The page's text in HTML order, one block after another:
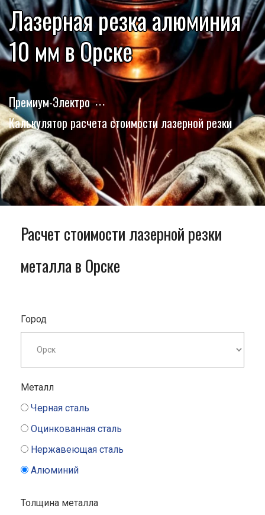
Лазерная резка алюминия
10 мм в Орске
Премиум-Электро
Калькулятор расчета стоимости лазерной резки
Расчет стоимости лазерной резки
металла в Орске
Город
Металл
Черная сталь
Оцинкованная сталь
Нержавеющая сталь
Алюминий
Толщина металла